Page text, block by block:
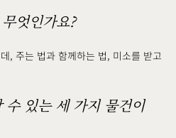
엇인가요?
, 주는 법과 함께하는 법, 미소를 받고
있는 세 가지 물건이